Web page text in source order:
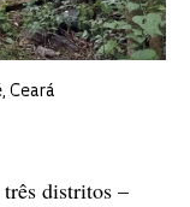
Ceará
distritos –